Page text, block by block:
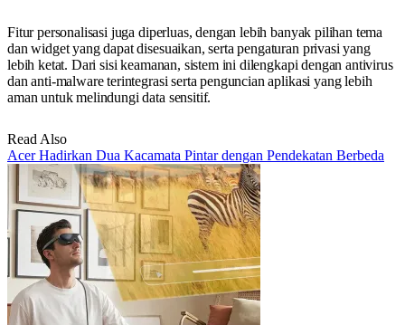
Fitur personalisasi juga diperluas, dengan lebih banyak pilihan tema
dan widget yang dapat disesuaikan, serta pengaturan privasi yang
lebih ketat. Dari sisi keamanan, sistem ini dilengkapi dengan antivirus
dan anti-malware terintegrasi serta penguncian aplikasi yang lebih
aman untuk melindungi data sensitif.
Read Also
Acer Hadirkan Dua Kacamata Pintar dengan Pendekatan Berbeda